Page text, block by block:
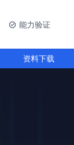
能力验证
资料下载